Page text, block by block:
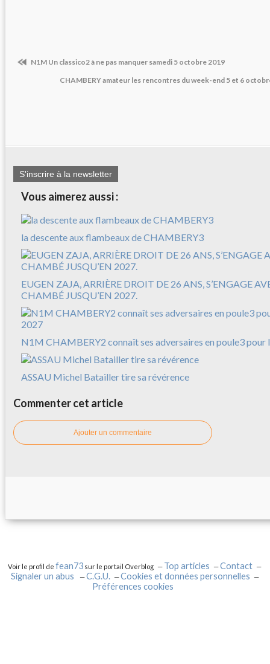
N1M Un classico2 à ne pas manquer samedi 5 octobre 2019
CHAMBERY amateur les rencontres du week-end 5 et 6
S'inscrire à la newsletter
Vous aimerez aussi :
la descente aux flambeaux de CHAMBERY3
EUGEN ZAJA, ARRIÈRE DROIT DE 26 ANS, S’ENGAGE
CHAMBÉ JUSQU’EN 2027.
N1M CHAMBERY2 connaît ses adversaires en poule3 pour
ASSAU Michel Batailler tire sa révérence
Commenter cet article
Ajouter un commentaire
Voir le profil defean73 sur le portail Overblog Top articles
Contact
Signaler un abus
C.G.U.
Cookies et données personnelles
Préférences cookies